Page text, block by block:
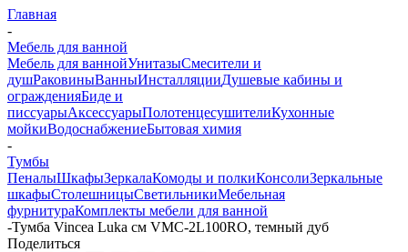
Главная
-
Мебель для ванной
Мебель для ваннойУнитазыСмесители и
душРаковиныВанныИнсталляцииДушевые кабины и
огражденияБиде и
писсуарыАксессуарыПолотенцесушителиКухонные
мойкиВодоснабжениеБытовая химия
-
Тумбы
ПеналыШкафыЗеркалаКомоды и полкиКонсолиЗеркальные
шкафыСтолешницыСветильникиМебельная
фурнитураКомплекты мебели для ванной
-Тумба Vincea Luka см VMC-2L100RO, темный дуб
Поделиться